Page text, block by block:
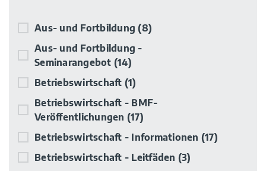
Aus- und Fortbildung(8)
Aus- und Fortbildung -
Seminarangebot (14)
Betriebswirtschaft (1)
Betriebswirtschaft - BMF-
Veröffentlichungen (17)
Betriebswirtschaft - Informationen (17)
Betriebswirtschaft - Leitfäden (3)